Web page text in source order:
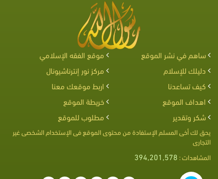
ساهم في نشر الموقع
موقع الفقه الإسلامي
دليلك للإسلام
مركز نور إنترناشيونال
كيف تساعدنا
اربط موقعك معنا
اهداف الموقع
خريطة الموقع
شكر وتقدير
مطلوب للموقع
يحق لك أخى المسلم الإستفادة من محتوى الموقع فى الإستخدام الشخصى غير
التجارى
المشاهدات : 394,201,578